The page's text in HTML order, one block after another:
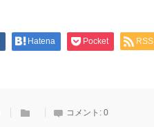
Hatena Pocket RSS
コメント: 0